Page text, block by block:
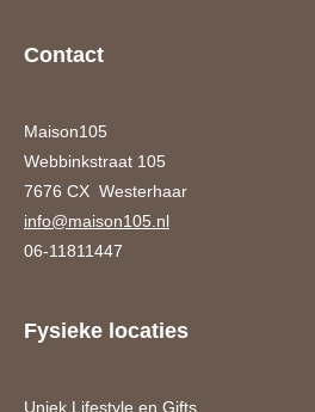
Contact
Maison105
Webbinkstraat 105
7676 CX Westerhaar
info@maison105.nl
06-11811447
Fysieke locaties
Uniek Lifestyle en Gifts